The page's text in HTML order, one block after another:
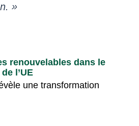
»
renouvelables dans le
l’UE
une transformation